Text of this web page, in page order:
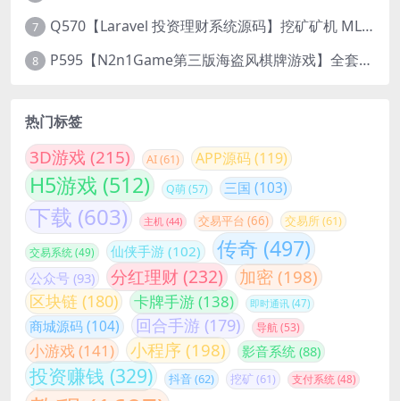
7 Q570【Laravel 投资理财系统源码】挖矿矿机 MLM分销 带后台
8 P595【N2n1Game第三版海盗风棋牌游戏】全套完整源码v8.0.0.1含android、ios、pc源码+布署文档+视频教程
热门标签
3D游戏 (215) AI(61) APP源码(119)
H5游戏 (512) Q萌(57) 三国 (103)
下载 (603) 主机 (44) 交易平台 (66) 交易所(61)
交易系统 (49) 仙侠手游 (102) 传奇 (497)
公众号 (93) 分红理财 (232) 加密 (198)
区块链 (180) 卡牌手游(138) 即时通讯 (47)
商城源码(104) 回合手游 (179) 导航(53)
小游戏 (141) 小程序 (198) 影音系统 (88)
投资赚钱 (329) 抖音(62) 挖矿(61) 支付系统 (48)